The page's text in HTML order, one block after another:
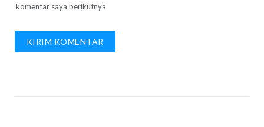
komentar saya berikutnya.